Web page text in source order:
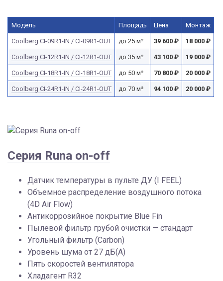
Модель Площадь Цена Монтаж
Сoolberg CI-09R1-IN / CI-09R1-OUT до 25 м² 39 600 ₽ 18 000 ₽
Сoolberg CI-12R1-IN / CI-12R1-OUT до 35 м² 43 100 ₽ 19 000 ₽
Сoolberg CI-18R1-IN / CI-18R1-OUT до 50 м² 70 800 ₽ 20 000 ₽
Сoolberg CI-24R1-IN / CI-24R1-OUT до 70 м² 94 100 ₽ 20 000 ₽
Серия Runa on-off
Датчик температуры в пульте ДУ (I FEEL)
Объемное распределение воздушного потока
(4D Air Flow)
Антикоррозийное покрытие Blue Fin
Пылевой фильтр грубой очистки — стандарт
Угольный фильтр (Carbon)
Уровень шума от 27 дБ(А)
Пять скоростей вентилятора
Хладагент R32